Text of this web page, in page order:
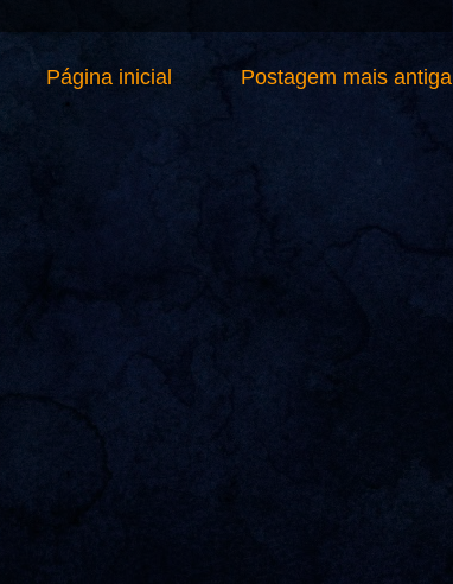
Postagem mais antiga
Página inicial